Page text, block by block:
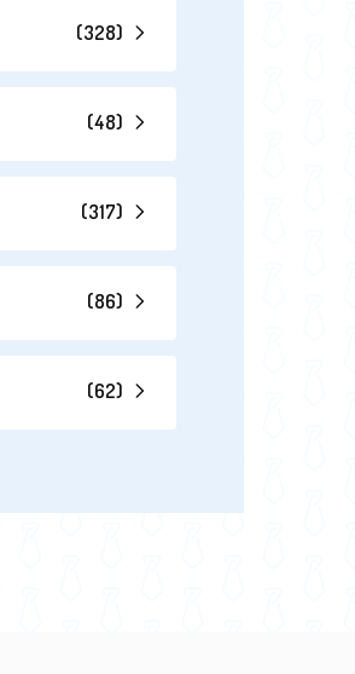
(328)
(48)
(317)
(86)
(62)